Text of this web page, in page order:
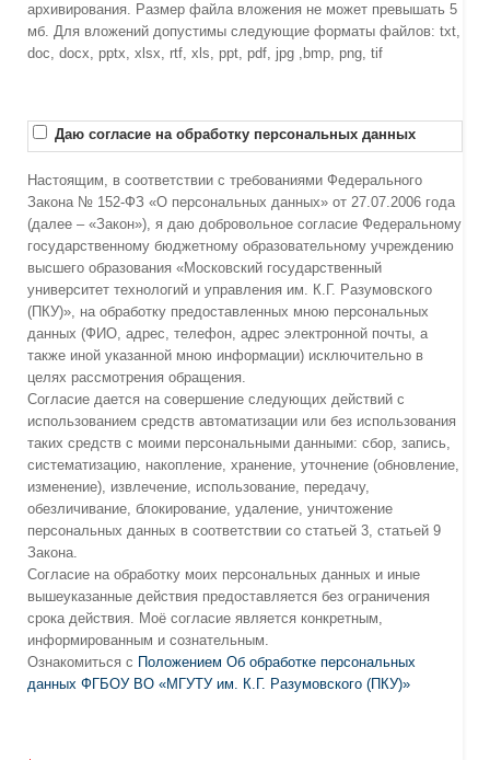
архивирования. Размер файла вложения не может превышать 5
мб. Для вложений допустимы следующие форматы файлов: txt,
doc, docx, pptx, xlsx, rtf, xls, ppt, pdf, jpg ,bmp, png, tif
Даю согласие на обработку персональных данных
Настоящим, в соответствии с требованиями Федерального
Закона № 152-ФЗ «О персональных данных» от 27.07.2006 года
(далее – «Закон»), я даю добровольное согласие Федеральному
государственному бюджетному образовательному учреждению
высшего образования «Московский государственный
университет технологий и управления им. К.Г. Разумовского
(ПКУ)», на обработку предоставленных мною персональных
данных (ФИО, адрес, телефон, адрес электронной почты, а
также иной указанной мною информации) исключительно в
целях рассмотрения обращения.
Согласие дается на совершение следующих действий с
использованием средств автоматизации или без использования
таких средств с моими персональными данными: сбор, запись,
систематизацию, накопление, хранение, уточнение (обновление,
изменение), извлечение, использование, передачу,
обезличивание, блокирование, удаление, уничтожение
персональных данных в соответствии со статьей 3, статьей 9
Закона.
Согласие на обработку моих персональных данных и иные
вышеуказанные действия предоставляется без ограничения
срока действия. Моё согласие является конкретным,
информированным и сознательным.
Ознакомиться с Положением Об обработке персональных
данных ФГБОУ ВО «МГУТУ им. К.Г. Разумовского (ПКУ)»